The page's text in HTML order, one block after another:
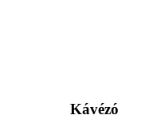
Kávézó